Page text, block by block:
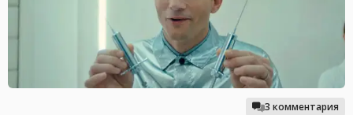
3 комментария